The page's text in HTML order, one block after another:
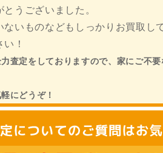
うございました。
いものなどもしっかりお買取し
！
査定をしておりますので、家にご不
にどうぞ！